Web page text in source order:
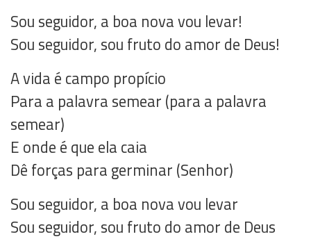
Sou seguidor, a boa nova vou levar!
Sou seguidor, sou fruto do amor de Deus!
A vida é campo propício
Para a palavra semear (para a palavra
semear)
E onde é que ela caia
Dê forças para germinar (Senhor)
Sou seguidor, a boa nova vou levar
Sou seguidor, sou fruto do amor de Deus